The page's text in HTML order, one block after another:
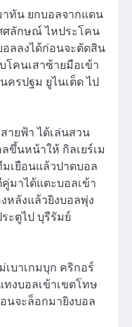
ทัน ยกบอลจากแดน
ศลักษณ์ ไหประโคน
อลลงได้ก่อนจะตัดสิน
โคนเสาซ้ายมือเข้า
ครปฐม ยูไนเต็ด ไป
ายฟ้า ได้เล่นสวน
ขึ้นหน้าให้ กิลเยร์เม
เยือนแล้วปาดบอล
มาได้แตะบอลเข้า
หลังแล้วยิงบอลพุ่ง
ะตูไป บุรีรัมย์
บาเกมบุก คริกอร์
งบอลเข้าเขตโทษ
นจะล็อกมายิงบอล